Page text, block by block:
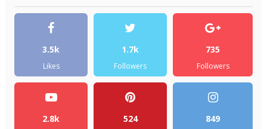
3.5k
Likes
1.7k
Followers
735
Followers
2.8k 524 849